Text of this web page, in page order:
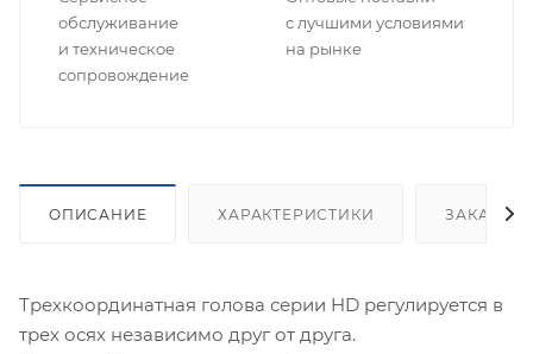
обслуживание
и техническое
сопровождение
с лучшими условиями
на рынке
ОПИСАНИЕ ХАРАКТЕРИСТИКИ
Трехкоординатная голова серии HD регулируется в
трех осях независимо друг от друга.